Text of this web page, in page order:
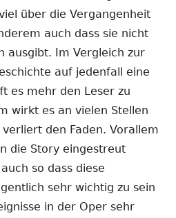
über die Vergangenheit
auch dass sie nicht
ausgibt. Im Vergleich zur
auf jedenfall eine
es mehr den Leser zu
wirkt es an vielen Stellen
den Faden. Vorallem
die Story eingestreut
so dass diese
sehr wichtig zu sein
in der Oper sehr